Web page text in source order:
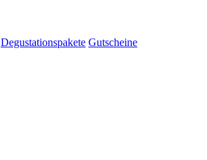
Degustationspakete Gutscheine